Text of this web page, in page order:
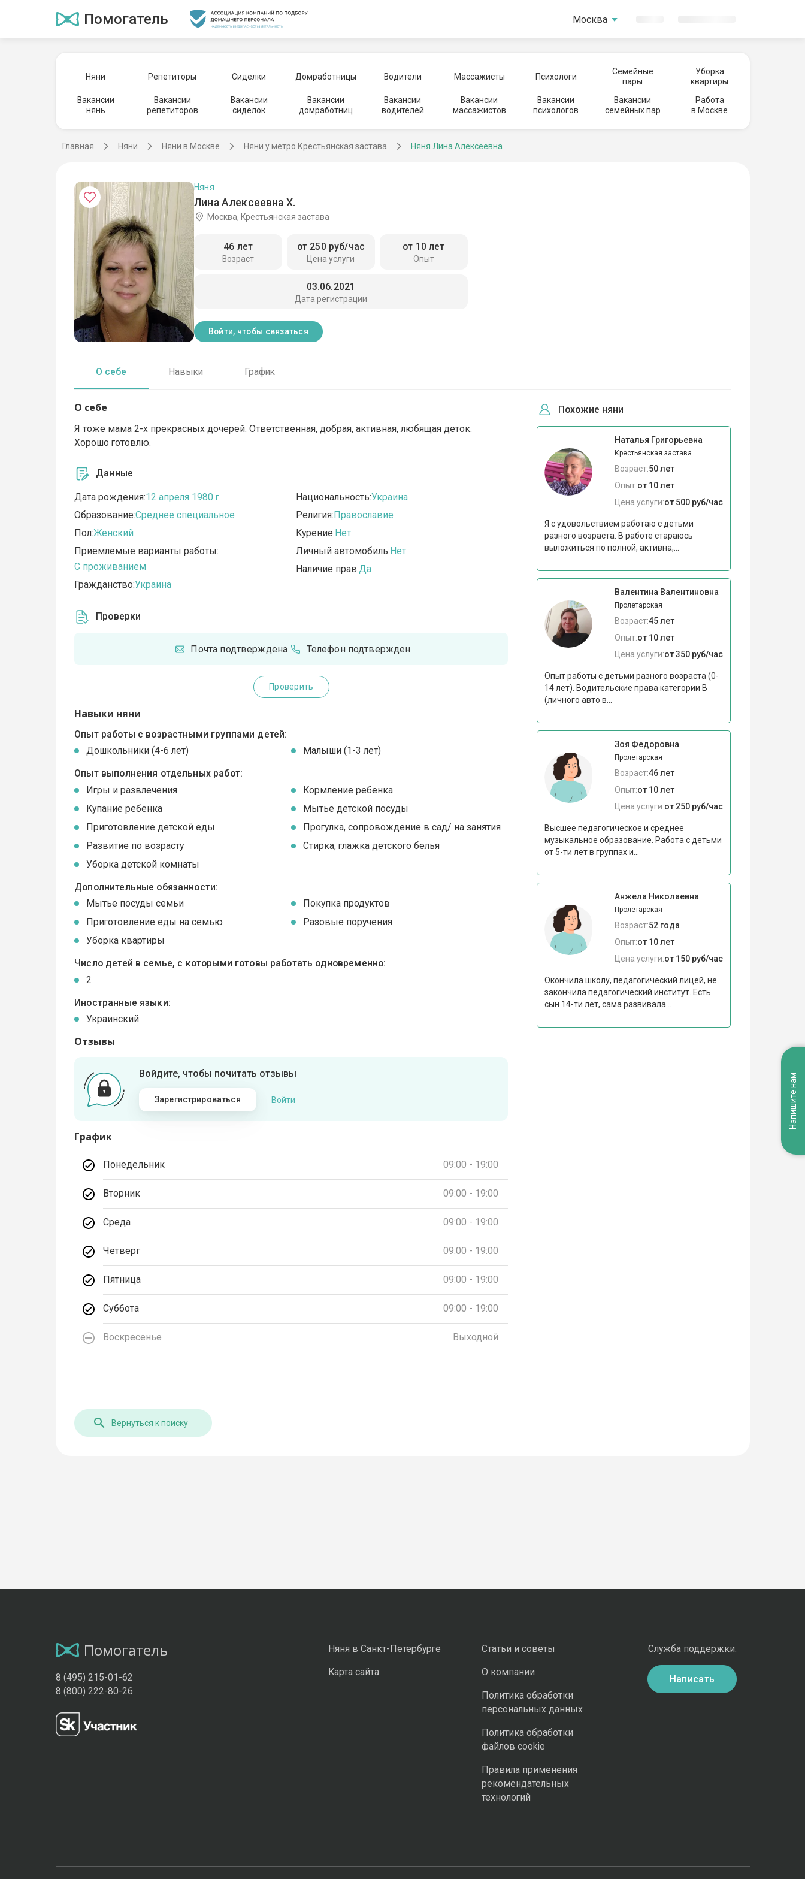
Помогатель Москва
Няни Репетиторы Сиделки Домработницы Водители Массажисты Психологи
Семейные
пары
Уборка
квартиры
Вакансии
нянь
Вакансии
репетиторов
Вакансии
сиделок
Вакансии
домработниц
Вакансии
водителей
Вакансии
массажистов
Вакансии
психологов
Вакансии
семейных пар
Работа
в Москве
Главная Няни Няни в Москве Няни у метро Крестьянская застава Няня Лина Алексеевна
Лина Алексеевна Х.
Няня
Москва, Крестьянская застава
Возраст
46 лет
Цена услуги
от 250 руб/час
Опыт
от 10 лет
Дата регистрации
03.06.2021
Войти, чтобы связаться
О себе Навыки График
О себе
Я тоже мама 2-х прекрасных дочерей. Ответственная, добрая, активная, любящая деток.
Хорошо готовлю.
Данные
Дата рождения:12 апреля 1980 г.
Образование:Среднее специальное
Пол:Женский
Приемлемые варианты работы:
C проживанием
Гражданство:Украина
Национальность:Украина
Религия:Православие
Курение:Нет
Личный автомобиль:Нет
Наличие прав:Да
Проверки
Почта подтверждена Телефон подтвержден
Проверить
Навыки няни
Опыт работы с возрастными группами детей:
Дошкольники (4-6 лет)
Малыши (1-3 лет)
Опыт выполнения отдельных работ:
Игры и развлечения
Кормление ребенка
Купание ребенка
Мытье детской посуды
Приготовление детской еды
Прогулка, сопровождение в сад/ на занятия
Развитие по возрасту
Стирка, глажка детского белья
Уборка детской комнаты
Дополнительные обязанности:
Мытье посуды семьи
Покупка продуктов
Приготовление еды на семью
Разовые поручения
Уборка квартиры
Число детей в семье, с которыми готовы работать одновременно:
2
Иностранные языки:
Украинский
Отзывы
Войдите, чтобы почитать отзывы
Зарегистрироваться Войти
График
Понедельник 09:00 - 19:00
Вторник 09:00 - 19:00
Среда 09:00 - 19:00
Четверг 09:00 - 19:00
Пятница 09:00 - 19:00
Суббота 09:00 - 19:00
Воскресенье Выходной
Похожие няни
Наталья Григорьевна
Крестьянская застава
Возраст:50 лет
Опыт:от 10 лет
Цена услуги:от 500 руб/час
Я с удовольствием работаю с детьми
разного возраста. В работе стараюсь
выложиться по полной, активна,...
Валентина Валентиновна
Пролетарская
Возраст:45 лет
Опыт:от 10 лет
Цена услуги:от 350 руб/час
Опыт работы с детьми разного возраста (0-
14 лет). Водительские права категории В
(личного авто в...
Зоя Федоровна
Пролетарская
Возраст:46 лет
Опыт:от 10 лет
Цена услуги:от 250 руб/час
Высшее педагогическое и среднее
музыкальное образование. Работа с детьми
от 5-ти лет в группах и...
Анжела Николаевна
Пролетарская
Возраст:52 года
Опыт:от 10 лет
Цена услуги:от 150 руб/час
Окончила школу, педагогический лицей, не
закончила педагогический институт. Есть
сын 14-ти лет, сама развивала...
Вернуться к поиску
Помогатель
8 (495) 215-01-62
8 (800) 222-80-26
Няня в Санкт-Петербурге
Карта сайта
Статьи и советы
О компании
Политика обработки
персональных данных
Политика обработки
файлов cookie
Правила применения
рекомендательных
технологий
Служба поддержки:
Написать
Напишите нам